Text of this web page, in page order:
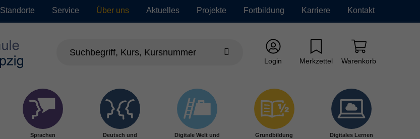
Standorte Service Über uns Aktuelles Projekte Fortbildung Karriere Kontakt
Login Merkzettel Warenkorb
Sprachen
Deutsch und
Digitale Welt und
Grundbildung Digitales Lernen